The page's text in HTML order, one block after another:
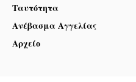
Ταυτότητα
Ανέβασμα Αγγελίας
Αρχείο